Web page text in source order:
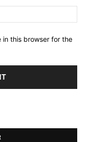
in this browser for the